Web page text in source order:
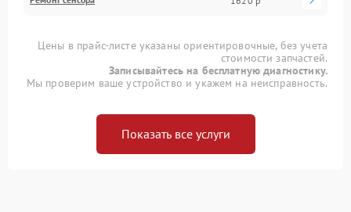
Цены в прайс-листе указаны ориентировочные, без учета
стоимости запчастей.
Записывайтесь на бесплатную диагностику.
Мы проверим ваше устройство и укажем на неисправность.
Показать все услуги